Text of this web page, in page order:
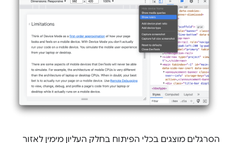
הסרגלים מוצגים בכלי הפיתוח בחלק העליון מימין לאזור